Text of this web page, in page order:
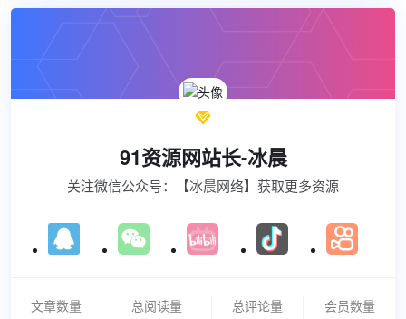

91资源网站长-冰晨
关注微信公众号：【冰晨网络】获取更多资源
文章数量
总阅读量
总评论量
会员数量